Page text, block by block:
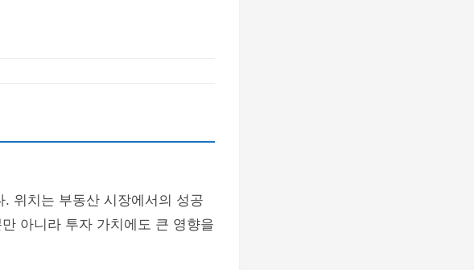
위치는 부동산 시장에서의 성공
아니라 투자 가치에도 큰 영향을